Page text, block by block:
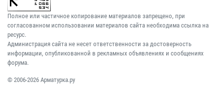
Полное или частичное копирование материалов запрещено, при
согласованном использовании материалов сайта необходима ссылка на
ресурс.
Администрация сайта не несет ответственности за достоверность
информации, опубликованной в рекламных объявлениях и сообщениях
форума.
© 2006-2026 Арматурка.ру